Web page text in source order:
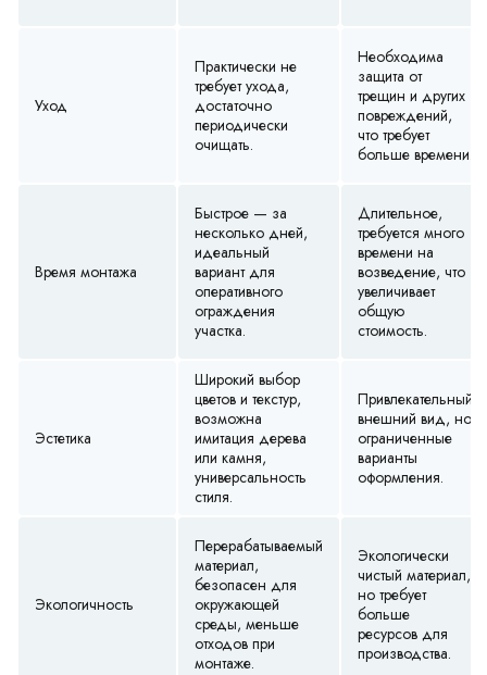
Уход
Практически не
требует ухода,
достаточно
периодически
очищать.
Необходима
защита от
трещин и других
повреждений,
что требует
больше времени.
Время монтажа
Быстрое — за
несколько дней,
идеальный
вариант для
оперативного
ограждения
участка.
Длительное,
требуется много
времени на
возведение, что
увеличивает
общую
стоимость.
Эстетика
Широкий выбор
цветов и текстур,
возможна
имитация дерева
или камня,
универсальность
стиля.
Привлекательный
внешний вид, но
ограниченные
варианты
оформления.
Экологичность
Перерабатываемый
материал,
безопасен для
окружающей
среды, меньше
отходов при
монтаже.
Экологически
чистый материал,
но требует
больше
ресурсов для
производства.